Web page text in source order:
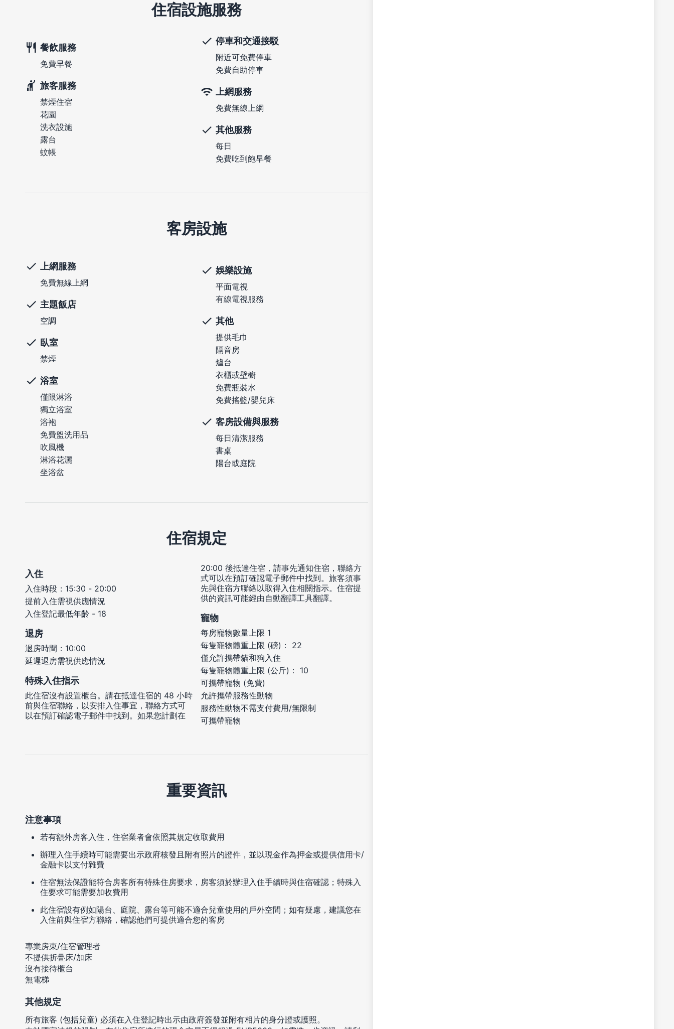
住宿設施服務
餐飲服務
免費早餐
旅客服務
禁煙住宿
花園
洗衣設施
露台
蚊帳
停車和交通接駁
附近可免費停車
免費自助停車
上網服務
免費無線上網
其他服務
每日
免費吃到飽早餐
客房設施
上網服務
免費無線上網
主題飯店
空調
臥室
禁煙
浴室
僅限淋浴
獨立浴室
浴袍
免費盥洗用品
吹風機
淋浴花灑
坐浴盆
娛樂設施
平面電視
有線電視服務
其他
提供毛巾
隔音房
爐台
衣櫃或壁櫥
免費瓶裝水
免費搖籃/嬰兒床
客房設備與服務
每日清潔服務
書桌
陽台或庭院
住宿規定
入住
入住時段：15:30 - 20:00
提前入住需視供應情況
入住登記最低年齡 - 18
退房
退房時間：10:00
延遲退房需視供應情況
特殊入住指示
此住宿沒有設置櫃台。請在抵達住宿的 48 小時
前與住宿聯絡，以安排入住事宜，聯絡方式可
以在預訂確認電子郵件中找到。如果您計劃在
20:00 後抵達住宿，請事先通知住宿，聯絡方
式可以在預訂確認電子郵件中找到。旅客須事
先與住宿方聯絡以取得入住相關指示。住宿提
供的資訊可能經由自動翻譯工具翻譯。
寵物
每房寵物數量上限 1
每隻寵物體重上限 (磅)： 22
僅允許攜帶貓和狗入住
每隻寵物體重上限 (公斤)： 10
可攜帶寵物 (免費)
允許攜帶服務性動物
服務性動物不需支付費用/無限制
可攜帶寵物
重要資訊
注意事項
若有額外房客入住，住宿業者會依照其規定收取費用
辦理入住手續時可能需要出示政府核發且附有照片的證件，並以現金作為押金或提供信用卡/
金融卡以支付雜費
住宿無法保證能符合房客所有特殊住房要求，房客須於辦理入住手續時與住宿確認；特殊入
住要求可能需要加收費用
此住宿設有例如陽台、庭院、露台等可能不適合兒童使用的戶外空間；如有疑慮，建議您在
入住前與住宿方聯絡，確認他們可提供適合您的客房
專業房東/住宿管理者
不提供折疊床/加床
沒有接待櫃台
無電梯
其他規定
所有旅客 (包括兒童) 必須在入住登記時出示由政府簽發並附有相片的身分證或護照。